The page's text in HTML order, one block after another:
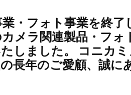
・フォト事業を終了
メラ関連製品・フォ
しました。 コニカ
長年のご愛顧、誠に